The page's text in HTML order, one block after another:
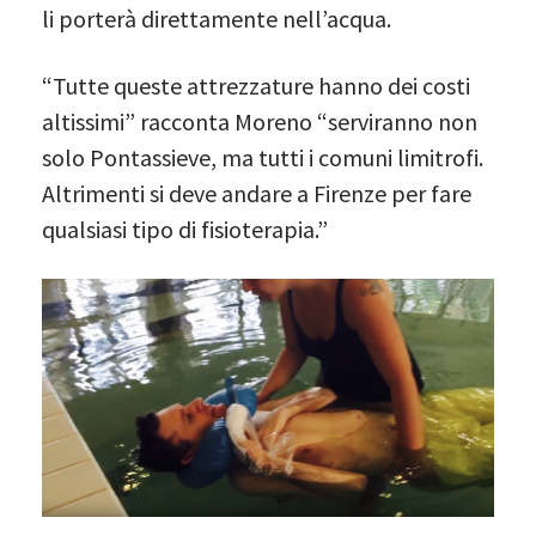
li porterà direttamente nell’acqua.
“Tutte queste attrezzature hanno dei costi
altissimi” racconta Moreno “serviranno non
solo Pontassieve, ma tutti i comuni limitrofi.
Altrimenti si deve andare a Firenze per fare
qualsiasi tipo di fisioterapia.”